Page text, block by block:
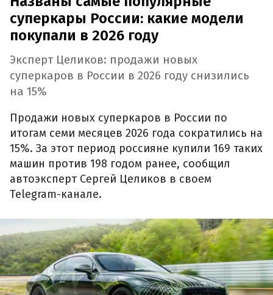
суперкары России: какие модели
покупали в 2026 году
Эксперт Целиков: продажи новых
суперкаров в России в 2026 году снизились
на 15%
Продажи новых суперкаров в России по
итогам семи месяцев 2026 года сократились на
15%. За этот период россияне купили 169 таких
машин против 198 годом ранее, сообщил
автоэксперт Сергей Целиков в своем
Telegram-канале.